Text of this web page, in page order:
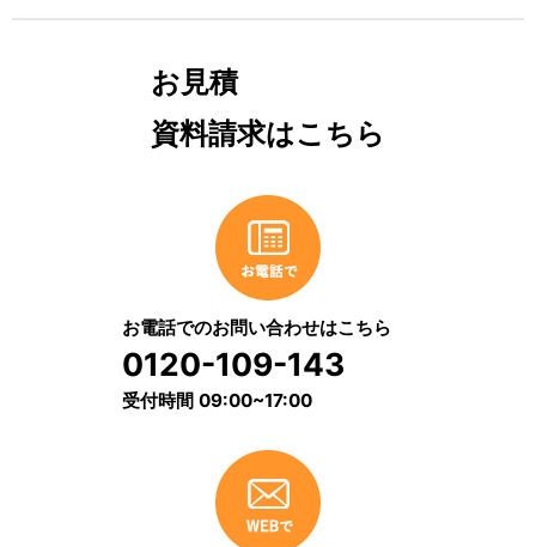
お見積
資料請求はこちら
お電話でのお問い合わせはこちら
0120-109-143
受付時間 09:00~17:00